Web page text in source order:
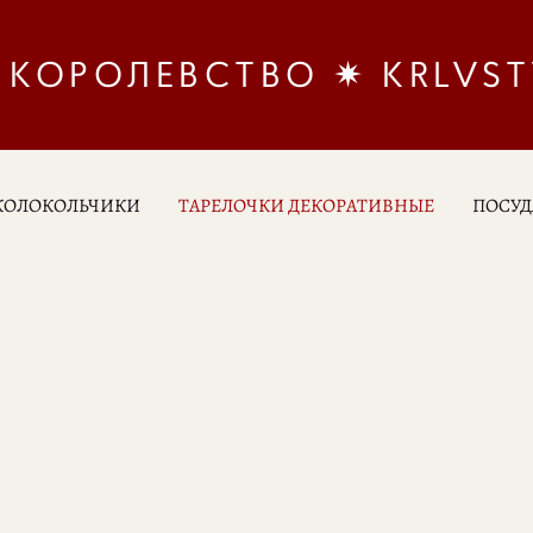
КОРОЛЕВСТВО ✷
ТАРЕЛОЧКИ ДЕКОРАТИВНЫЕ